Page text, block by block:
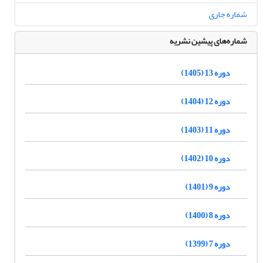
شماره جاری
شماره‌های پیشین نشریه
دوره 13 (1405)
دوره 12 (1404)
دوره 11 (1403)
دوره 10 (1402)
دوره 9 (1401)
دوره 8 (1400)
دوره 7 (1399)